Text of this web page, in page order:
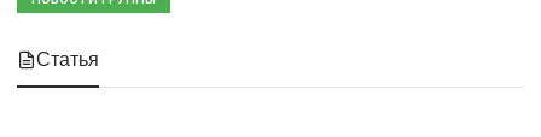
Статья